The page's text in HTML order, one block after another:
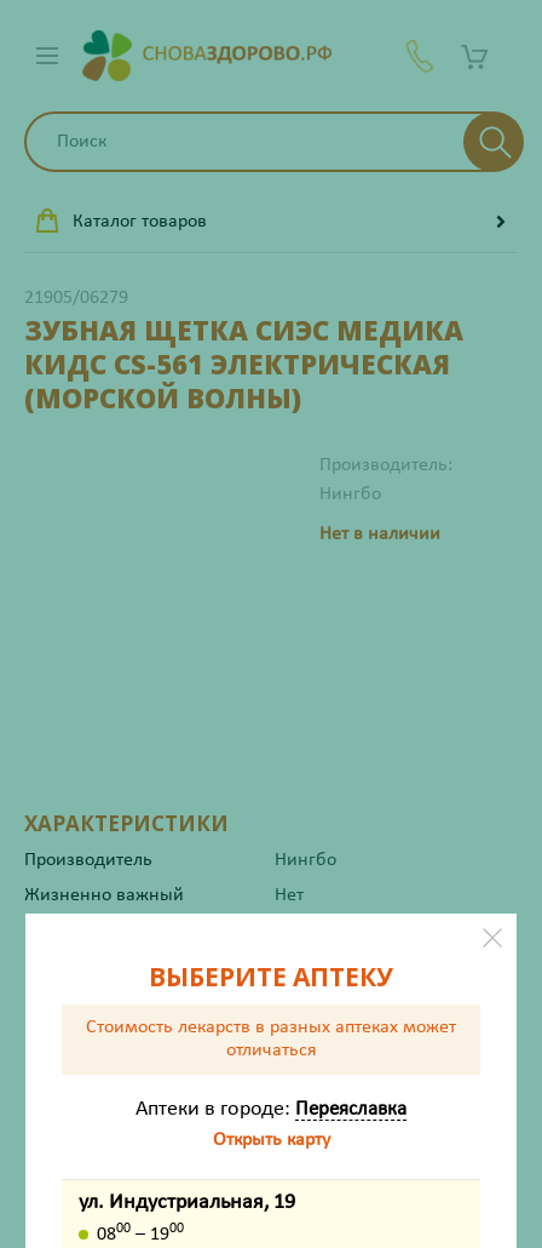
Каталог товаров
21905/06279
ЗУБНАЯ ЩЕТКА СИЭС МЕДИКА
КИДС CS-561 ЭЛЕКТРИЧЕСКАЯ
(МОРСКОЙ ВОЛНЫ)
Производитель:
Нингбо
Нет в наличии
ХАРАКТЕРИСТИКИ
Производитель
Нингбо
Жизненно важный
Нет
Инструкция по применению
Описание
Внешний вид товара, упаковки, может отличаться от
изображения на фотографии.
Имеются противопоказания. Перед применением
ВЫБЕРИТЕ АПТЕКУ
Стоимость лекарств в разных аптеках может
отличаться
Аптеки в городе: Переяславка
Открыть карту
ул. Индустриальная, 19
0800 – 1900